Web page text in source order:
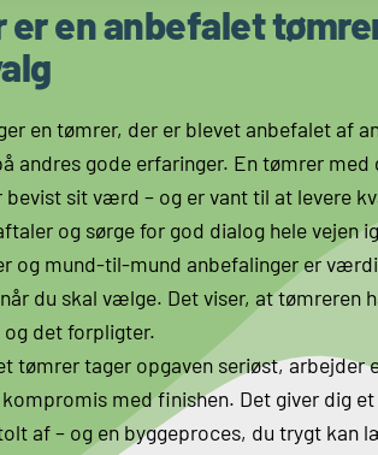
er en anbefalet
en tømrer, der er blevet anbefalet af
andres gode erfaringer. En tømrer med
bevist sit værd – og er vant til at levere
og sørge for god dialog hele vejen
og mund-til-mund anbefalinger er
du skal vælge. Det viser, at tømreren
og det forpligter.
tømrer tager opgaven seriøst, arbejder
med finishen. Det giver dig
af – og en byggeproces, du trygt kan